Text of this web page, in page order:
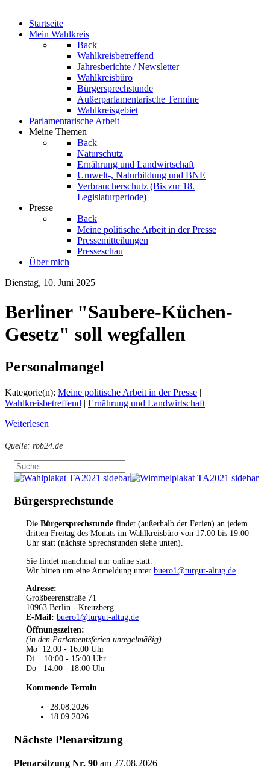
Startseite
Mein Wahlkreis
Back
Wahlkreisbetreffend
Jahresberichte / Newsletter
Wahlkreisbüro
Bürgersprechstunde
Außerparlamentarische Termine
Wahlkreisgebiet
Parlamentarische Arbeit
Meine Themen
Back
Naturschutz
Ernährung und Landwirtschaft
Umwelt-, Naturbildung und BNE
Verbraucherschutz (Bis zur 18.
Legislaturperiode)
Presse
Back
Meine politische Arbeit in der Presse
Pressemitteilungen
Presseschau
Über mich
Dienstag, 10. Juni 2025
Berliner "Saubere-Küchen-
Gesetz" soll wegfallen
Personalmangel
Kategorie(n): Meine politische Arbeit in der Presse |
Wahlkreisbetreffend | Ernährung und Landwirtschaft
Weiterlesen
Quelle: rbb24.de
Bürgersprechstunde
Die Bürgersprechstunde findet (außerhalb der Ferien) an jedem
dritten Freitag des Monats im Wahlkreisbüro von 17.00 bis 19.00
Uhr statt (nächste Sprechstunden siehe unten).
Sie findet manchmal nur online statt.
Wir bitten um eine Anmeldung unter buero1@turgut-altug.de
Adresse:
Großbeerenstraße 71
10963 Berlin - Kreuzberg
E-Mail: buero1@turgut-altug.de
Öffnungszeiten:
(in den Parlamentsferien unregelmäßig)
Mo 12:00 - 16:00 Uhr
Di 10:00 - 15:00 Uhr
Do 14:00 - 18:00 Uhr
Kommende Termin
28.08.2026
18.09.2026
Nächste Plenarsitzung
Plenarsitzung Nr. 90 am 27.08.2026